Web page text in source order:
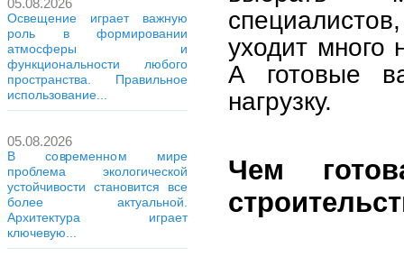
05.08.2026
Освещение играет важную
роль в формировании
атмосферы и
функциональности любого
пространства. Правильное
использование...
05.08.2026
В современном мире
проблема экологической
устойчивости становится все
более актуальной.
Архитектура играет
ключевую...
уходит много
А готовые
нагрузку.
Чем